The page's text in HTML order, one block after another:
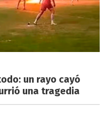
un rayo cayó
una tragedia